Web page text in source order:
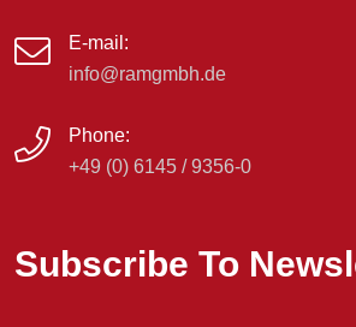
E-mail:
info@ramgmbh.de
Phone:
+49 (0) 6145 / 9356-0
Subscribe To